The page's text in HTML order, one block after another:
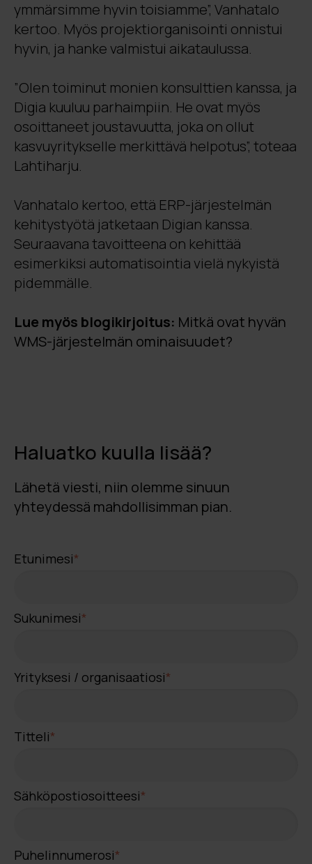
ymmärsimme hyvin toisiamme”, Vanhatalo
kertoo. Myös projektiorganisointi onnistui
hyvin, ja hanke valmistui aikataulussa.
”Olen toiminut monien konsulttien kanssa, ja
Digia kuuluu parhaimpiin. He ovat myös
osoittaneet joustavuutta, joka on ollut
kasvuyritykselle merkittävä helpotus”, toteaa
Lahtiharju.
Vanhatalo kertoo, että ERP-järjestelmän
kehitystyötä jatketaan Digian kanssa.
Seuraavana tavoitteena on kehittää
esimerkiksi automatisointia vielä nykyistä
pidemmälle.
Lue myös blogikirjoitus: Mitkä ovat hyvän
WMS-järjestelmän ominaisuudet?
Haluatko kuulla lisää?
Lähetä viesti, niin olemme sinuun
yhteydessä mahdollisimman pian.
Etunimesi*
Sukunimesi*
Yrityksesi / organisaatiosi*
Titteli*
Sähköpostiosoitteesi*
Puhelinnumerosi*